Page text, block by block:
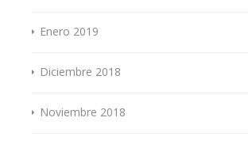
Enero 2019
Diciembre 2018
Noviembre 2018